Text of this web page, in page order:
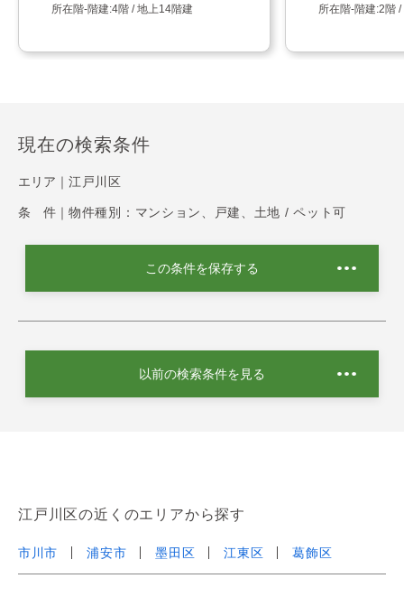
4階 / 地上14階建
2階 /
現在の検索条件
エリア｜ 江戸川区
条 件｜ 物件種別：マンション、戸建、土地 / ペット可
この条件を保存する
以前の検索条件を見る
江戸川区の近くのエリアから探す
市川市 浦安市 墨田区 江東区 葛飾区